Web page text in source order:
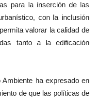
para la inserción de las
con la inclusión
valorar la calidad de
tanto a la edificación
ha expresado en
de que las políticas de